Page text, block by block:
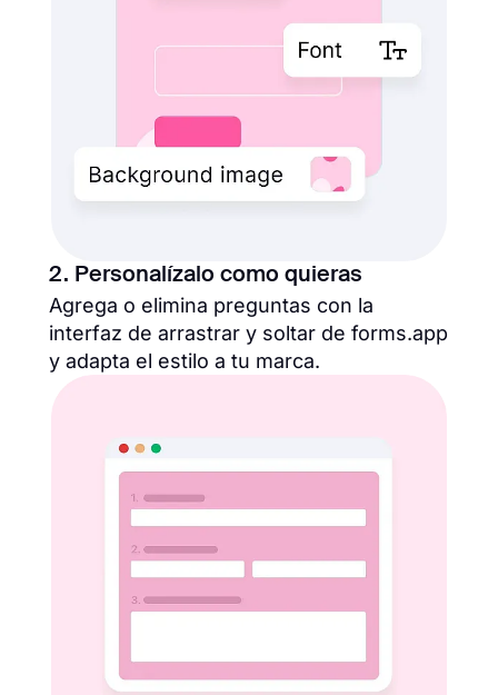
2. Personalízalo como quieras
Agrega o elimina preguntas con la
interfaz de arrastrar y soltar de forms.app
y adapta el estilo a tu marca.